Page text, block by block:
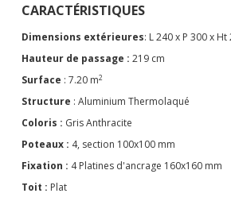
CARACTÉRISTIQUES
Dimensions extérieures: L 240 x P 300 x Ht
Hauteur de passage : 219 cm
Surface : 7.20 m2
Structure : Aluminium Thermolaqué
Coloris : Gris Anthracite
Poteaux : 4, section 100x100 mm
Fixation : 4 Platines d'ancrage 160x160 mm
Toit : Plat